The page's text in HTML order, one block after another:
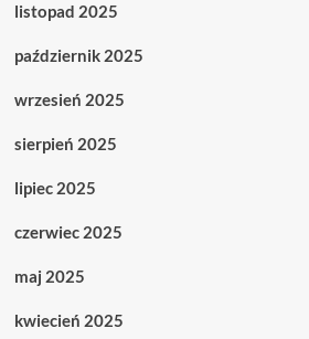
listopad 2025
październik 2025
wrzesień 2025
sierpień 2025
lipiec 2025
czerwiec 2025
maj 2025
kwiecień 2025